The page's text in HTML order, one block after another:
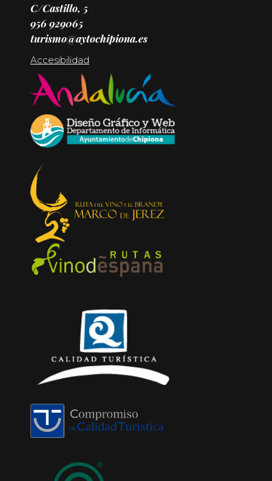
C/Castillo, 5
956 929065
turismo@aytochipiona.es
Accesibilidad